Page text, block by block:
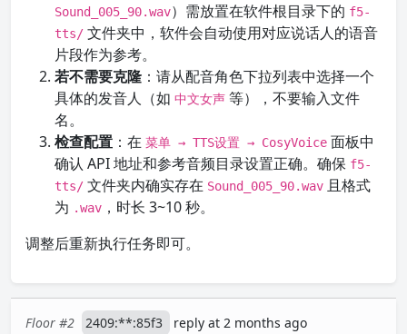
Sound_005_90.wav）需放置在软件根目录下的 f5-
tts/ 文件夹中，软件会自动使用对应说话人的语音
片段作为参考。
若不需要克隆 ：请从配音角色下拉列表中选择一个
具体的发音人（如 中文女声 等），不要输入文件
名。
检查配置 ：在 菜单 → TTS设置 → CosyVoice 面板中
确认 API 地址和参考音频目录设置正确。确保 f5-
tts/ 文件夹内确实存在 Sound_005_90.wav 且格式
为 .wav ，时长 3~10 秒。
调整后重新执行任务即可。
Floor #2 2409:**:85f3 reply at 2 months ago